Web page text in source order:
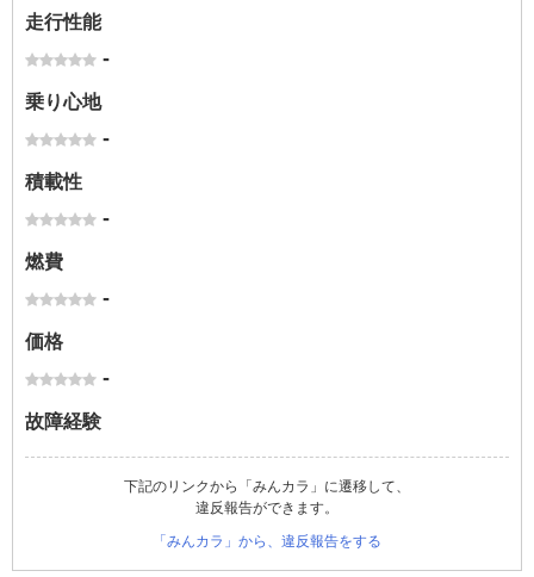
走行性能
-
乗り心地
-
積載性
-
燃費
-
価格
-
故障経験
下記のリンクから「みんカラ」に遷移して、
違反報告ができます。
「みんカラ」から、違反報告をする